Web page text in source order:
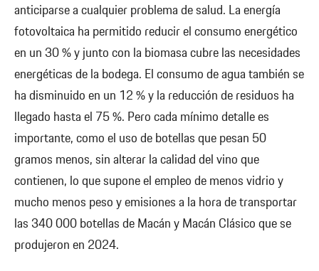
anticiparse a cualquier problema de salud. La energía
fotovoltaica ha permitido reducir el consumo energético
en un 30 % y junto con la biomasa cubre las necesidades
energéticas de la bodega. El consumo de agua también se
ha disminuido en un 12 % y la reducción de residuos ha
llegado hasta el 75 %. Pero cada mínimo detalle es
importante, como el uso de botellas que pesan 50
gramos menos, sin alterar la calidad del vino que
contienen, lo que supone el empleo de menos vidrio y
mucho menos peso y emisiones a la hora de transportar
las 340 000 botellas de Macán y Macán Clásico que se
produjeron en 2024.